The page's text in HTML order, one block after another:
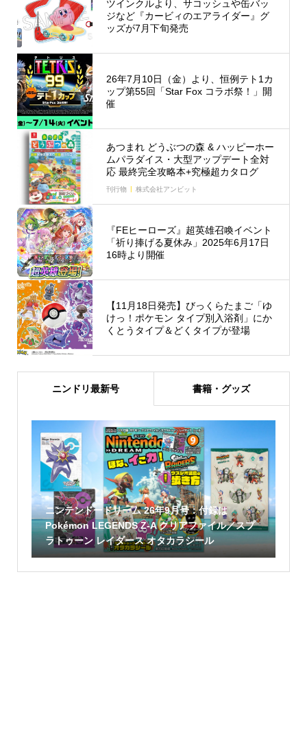
ツインクルより、サコッシュや缶バッ
ジなど『カービィのエアライダー』グ
ッズが7月下旬発売
26年7月10日（金）より、恒例テト1カ
ップ第55回「Star Fox コラボ祭！」開
催
あつまれ どうぶつの森 & ハッピーホー
ムパラダイス・大型アップデート全対
応 最終完全攻略本+究極超カタログ
刊行物 株式会社アンビット
『FEヒーローズ』超英雄召喚イベント
「祈り捧げる夏休み」2025年6月17日
16時より開催
【11月18日発売】びっくらたまご「ゆ
けっ！ポケモン タイプ別入浴剤」にか
くとうタイプ＆どくタイプが登場
ニンドリ最新号 書籍・グッズ
ニンテンドードリーム 26年9月号：付録は
Pokémon LEGENDS Z-A クリアファイル／スプ
ラトゥーン レイダース オタカラシール